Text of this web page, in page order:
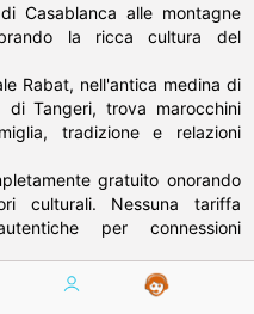
Casablanca alle montagne
la ricca cultura del
Rabat, nell'antica medina di
di Tangeri, trova marocchini
tradizione e relazioni
gratuito onorando
culturali. Nessuna tariffa
per connessioni
partnership durature
celebra sia l'eredità che le